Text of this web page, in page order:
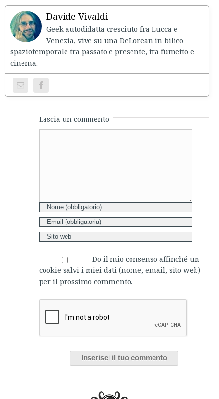
Davide Vivaldi
Geek autodidatta cresciuto fra Lucca e
Venezia, vive su una DeLorean in bilico
spaziotemporale tra passato e presente, tra fumetto e
cinema.
Lascia un commento
Do il mio consenso affinché un
cookie salvi i miei dati (nome, email, sito web)
per il prossimo commento.